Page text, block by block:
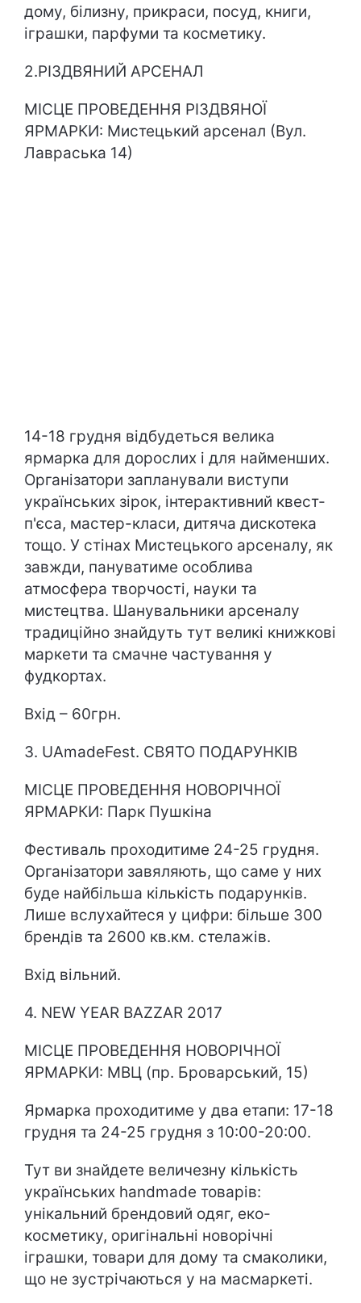
дому, білизну, прикраси, посуд, книги,
іграшки, парфуми та косметику.
2.РІЗДВЯНИЙ АРСЕНАЛ
МІСЦЕ ПРОВЕДЕННЯ РІЗДВЯНОЇ
ЯРМАРКИ: Мистецький арсенал (Вул.
Лавраська 14)
14-18 грудня відбудеться велика
ярмарка для дорослих і для найменших.
Організатори запланували виступи
українських зірок, інтерактивний квест-
п'єса, мастер-класи, дитяча дискотека
тощо. У стінах Мистецького арсеналу, як
завжди, пануватиме особлива
атмосфера творчості, науки та
мистецтва. Шанувальники арсеналу
традиційно знайдуть тут великі книжкові
маркети та смачне частування у
фудкортах.
Вхід – 60грн.
3. UAmadeFest. СВЯТО ПОДАРУНКІВ
МІСЦЕ ПРОВЕДЕННЯ НОВОРІЧНОЇ
ЯРМАРКИ: Парк Пушкіна
Фестиваль проходитиме 24-25 грудня.
Організатори завяляють, що саме у них
буде найбільша кількість подарунків.
Лише вслухайтеся у цифри: більше 300
брендів та 2600 кв.км. стелажів.
Вхід вільний.
4. NEW YEAR BAZZAR 2017
МІСЦЕ ПРОВЕДЕННЯ НОВОРІЧНОЇ
ЯРМАРКИ: МВЦ (пр. Броварський, 15)
Ярмарка проходитиме у два етапи: 17-18
грудня та 24-25 грудня з 10:00-20:00.
Тут ви знайдете величезну кількість
українських handmade товарів:
унікальний брендовий одяг, еко-
косметику, оригінальні новорічні
іграшки, товари для дому та смаколики,
що не зустрічаються у на масмаркеті.